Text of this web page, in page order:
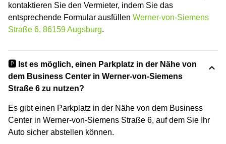
kontaktieren Sie den Vermieter, indem Sie das
entsprechende Formular ausfüllen Werner-von-Siemens
Straße 6, 86159 Augsburg.
🅿️ Ist es möglich, einen Parkplatz in der Nähe von
dem Business Center in Werner-von-Siemens
Straße 6 zu nutzen?
Es gibt einen Parkplatz in der Nähe von dem Business
Center in Werner-von-Siemens Straße 6, auf dem Sie Ihr
Auto sicher abstellen können.